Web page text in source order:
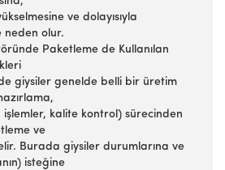
ve dolayısıyla
neden olur.
Paketleme de Kullanılan
giysiler genelde belli bir üretim
işlemler, kalite kontrol) sürecinden
ve
Burada giysiler durumlarına ve
isteğine